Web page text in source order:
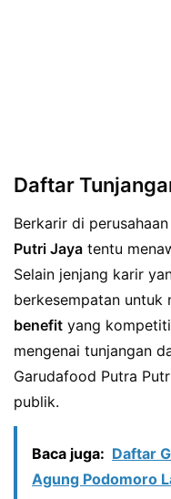
Daftar
Berkarir di
Putri Jaya tentu
Selain jenjang karir
berkesempatan untuk
benefit yang
mengenai tunjangan
Garudafood Putra
publik.
Baca juga: Daftar
Agung Podomoro